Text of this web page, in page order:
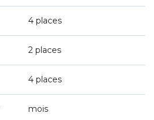
4 places
2 places
4 places
mois